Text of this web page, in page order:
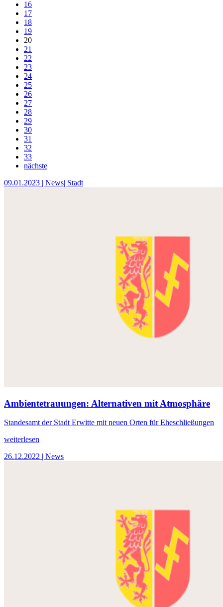
16
17
18
19
20
21
22
23
24
25
26
27
28
29
30
31
32
33
nächste
09.01.2023 | News| Stadt
Ambientetrauungen: Alternativen mit Atmosphäre
Standesamt der Stadt Erwitte mit neuen Orten für Eheschließungen
weiterlesen
26.12.2022 | News